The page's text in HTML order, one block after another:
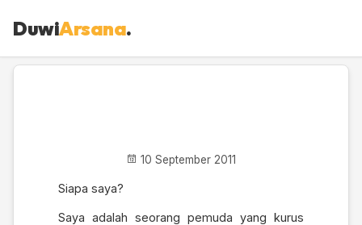
DuwiArsana.
10 September 2011
Siapa saya?
Saya adalah seorang pemuda yang kurus